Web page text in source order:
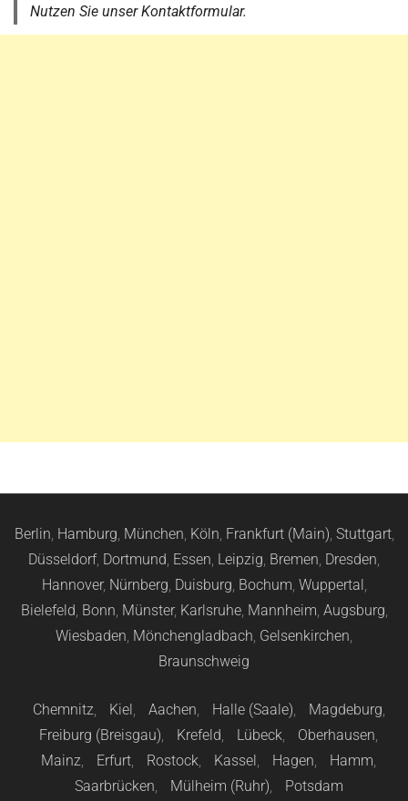
Nutzen Sie unser Kontaktformular.
Berlin, Hamburg, München, Köln, Frankfurt (Main), Stuttgart,
Düsseldorf, Dortmund, Essen, Leipzig, Bremen, Dresden,
Hannover, Nürnberg, Duisburg, Bochum, Wuppertal,
Bielefeld, Bonn, Münster, Karlsruhe, Mannheim, Augsburg,
Wiesbaden, Mönchengladbach, Gelsenkirchen,
Braunschweig
Chemnitz, Kiel, Aachen, Halle (Saale), Magdeburg,
Freiburg (Breisgau), Krefeld, Lübeck, Oberhausen,
Mainz, Erfurt, Rostock, Kassel, Hagen, Hamm,
Saarbrücken, Mülheim (Ruhr), Potsdam